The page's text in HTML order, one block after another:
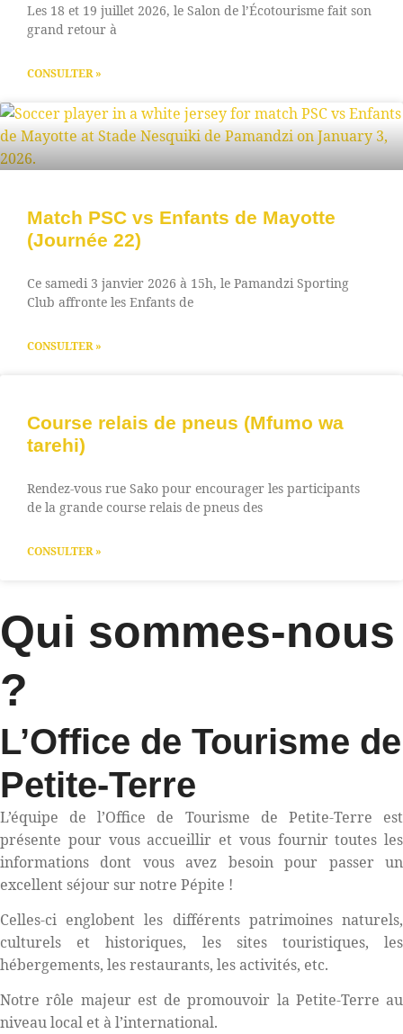
Les 18 et 19 juillet 2026, le Salon de l’Écotourisme fait son
grand retour à
CONSULTER »
Match PSC vs Enfants de Mayotte
(Journée 22)
Ce samedi 3 janvier 2026 à 15h, le Pamandzi Sporting
Club affronte les Enfants de
CONSULTER »
Course relais de pneus (Mfumo wa
tarehi)
Rendez-vous rue Sako pour encourager les participants
de la grande course relais de pneus des
CONSULTER »
Qui sommes-nous
?
L’Office de Tourisme de
Petite-Terre
L’équipe de l’Office de Tourisme de Petite-Terre est
présente pour vous accueillir et vous fournir toutes les
informations dont vous avez besoin pour passer un
excellent séjour sur notre Pépite !
Celles-ci englobent les différents patrimoines naturels,
culturels et historiques, les sites touristiques, les
hébergements, les restaurants, les activités, etc.
Notre rôle majeur est de promouvoir la Petite-Terre au
niveau local et à l’international.